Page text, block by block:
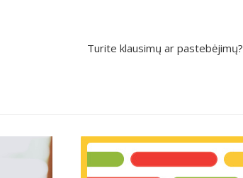
Turite klausimų ar pastebėjimų?